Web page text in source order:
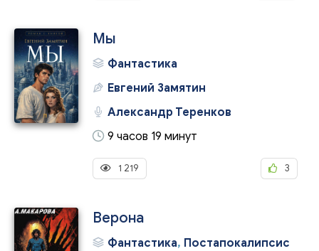
Мы
Фантастика
Евгений Замятин
Александр Теренков
9 часов 19 минут
1 219 3
Верона
Фантастика, Постапокалипсис